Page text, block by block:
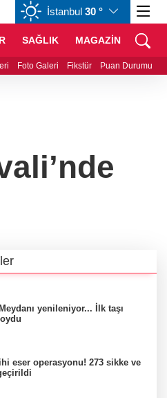
CAD 34,1883%0,73
İstanbul 30 °
SAĞLIK MAGAZİN
Foto Galeri Fikstür Puan Durumu
yenileniyor... İlk taşı
eser operasyonu! 273 sikke ve